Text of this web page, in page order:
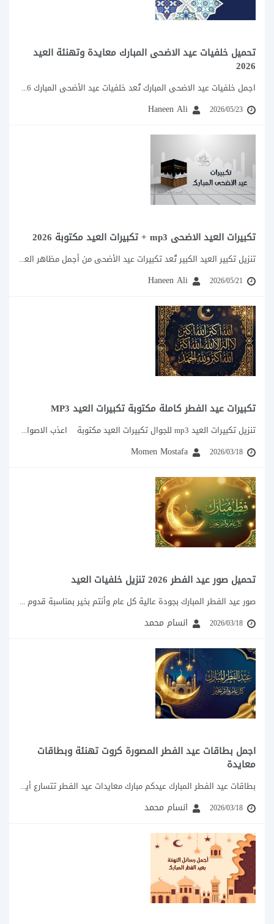
تحميل خلفيات عيد الاضحى المبارك معايدة وتهنئة العيد
2026
اجمل خلفيات عيد الاضحى المبارك تُعد خلفيات عيد الأضحى المبارك 2026 من أكثر الصور...
2026/05/23
Haneen Ali
تكبيرات العيد الاضحى mp3 + تكبيرات العيد مكتوبة 2026
تنزيل تكبير العيد الكبير تُعد تكبيرات عيد الأضحى من أجمل مظاهر العيد التي ينتظرها...
2026/05/21
Haneen Ali
تكبيرات عيد الفطر كاملة مكتوبة تكبيرات العيد MP3
تنزيل تكبيرات العيد mp3 للجوال تكبيرات العيد مكتوبة اعذب الاصوات التي تصدح بتكبيرات...
2026/03/18
Momen Mostafa
تحميل صور عيد الفطر 2026 تنزيل خلفيات العيد
صور عيد الفطر المبارك بجودة عالية كل عام وأنتم بخير بمناسبة قدوم عيد الفطر...
2026/03/18 انسام محمد
اجمل بطاقات عيد الفطر المصورة كروت تهنئة وبطاقات
معايدة
بطاقات عيد الفطر المبارك عيدكم مبارك معايدات عيد الفطر تتسارع أيام شهر رمضان في...
2026/03/18 انسام محمد